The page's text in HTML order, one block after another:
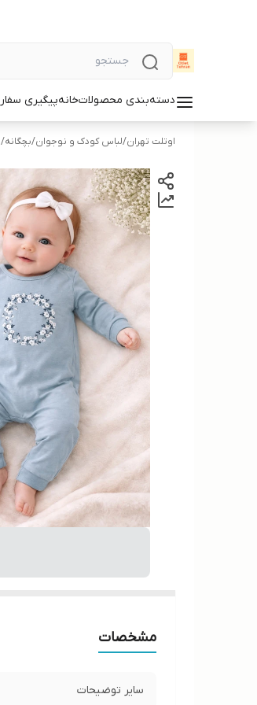
دسته‌بندی محصولاتخانهپیگیری
اوتلت تهران/لباس کودک و نوجوان/بچگانه/
مشخصات
سایر توضیحات